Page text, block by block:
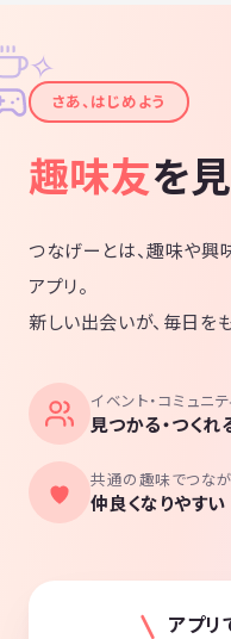
✦
✧
さあ、はじめよう
趣味友を
つなげーとは、趣味や興
アプリ。
新しい出会いが、毎日をも
イベント・コミュニ
見つかる・つくれ
共通の趣味でつな
仲良くなりやすい
アプリ